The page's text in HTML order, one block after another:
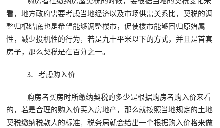
看，地方政府需要考虑当地经济以及市场供需关系比，契税的调
整归根结底也是希望能够调整楼市，促使楼市能够回归原始属
性，减少投机性的行为，若是九十平米以下的方式，并且是首套
房子，那么契税是在百分之一。
3、考虑购入价
购房者买房时所缴纳契税的多少是根据购房者购入价来看
的，若是合理的购入价买入房地产，那么就按照当地规定的土地
契税缴纳税款人的标准，税务局就会给出一个根据购入价格来做